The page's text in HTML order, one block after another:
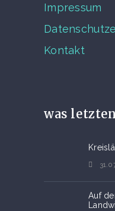
Impressum
Kontakt
was
Auf